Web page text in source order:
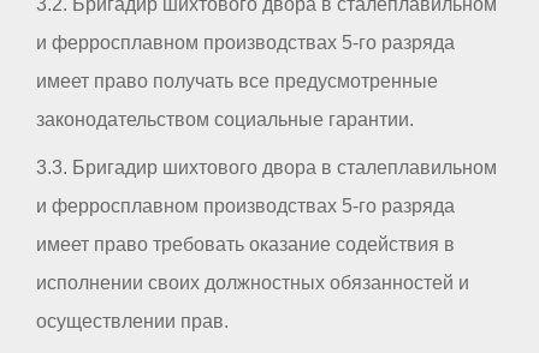
3.2. Бригадир шихтового двора в сталеплавильном
и ферросплавном производствах 5-го разряда
имеет право получать все предусмотренные
законодательством социальные гарантии.
3.3. Бригадир шихтового двора в сталеплавильном
и ферросплавном производствах 5-го разряда
имеет право требовать оказание содействия в
исполнении своих должностных обязанностей и
осуществлении прав.